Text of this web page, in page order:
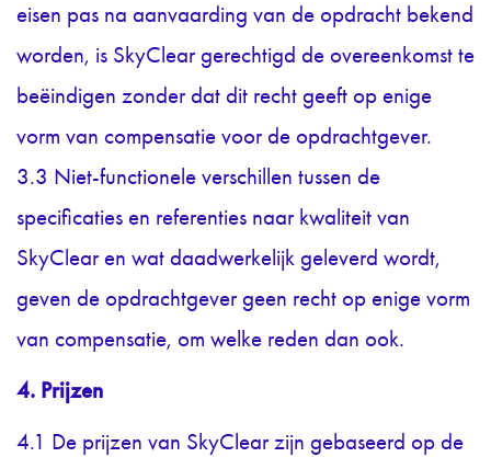
eisen pas na aanvaarding van de opdracht bekend
worden, is SkyClear gerechtigd de overeenkomst te
beëindigen zonder dat dit recht geeft op enige
vorm van compensatie voor de opdrachtgever.
3.3 Niet-functionele verschillen tussen de
specificaties en referenties naar kwaliteit van
SkyClear en wat daadwerkelijk geleverd wordt,
geven de opdrachtgever geen recht op enige vorm
van compensatie, om welke reden dan ook.
4. Prijzen
4.1 De prijzen van SkyClear zijn gebaseerd op de